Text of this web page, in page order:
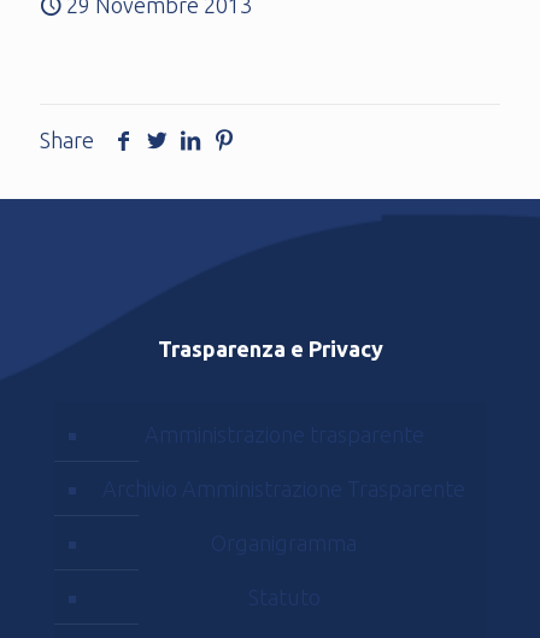
29 Novembre 2013
Share
Trasparenza e Privacy
Amministrazione trasparente
Archivio Amministrazione Trasparente
Organigramma
Statuto